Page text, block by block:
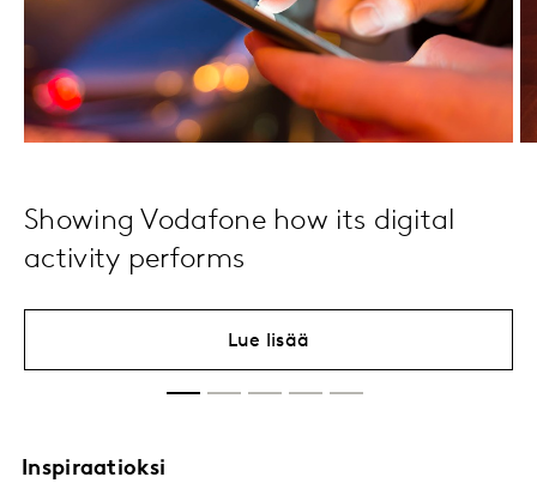
Showing Vodafone how its digital
activity performs
Lue lisää
Inspiraatioksi